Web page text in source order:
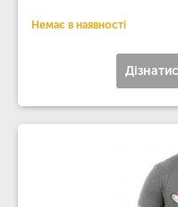
Немає в наявності